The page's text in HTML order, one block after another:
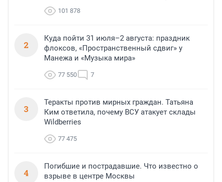
101 878
2
Куда пойти 31 июля–2 августа: праздник
флоксов, «Пространственный сдвиг» у
Манежа и «Музыка мира»
77 550 7
3
Теракты против мирных граждан. Татьяна
Ким ответила, почему ВСУ атакует склады
Wildberries
77 475
4
Погибшие и пострадавшие. Что известно о
взрыве в центре Москвы